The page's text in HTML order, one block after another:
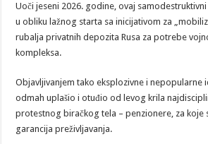
Uoči jeseni 2026. godine, ovaj
u obliku lažnog starta sa inicijativom za
rubalja privatnih depozita Rusa za potrebe
kompleksa.
Objavljivanjem tako eksplozivne i nepopularne
odmah uplašio i otuđio od levog krila
protestnog biračkog tela – penzionere, za koje
garancija preživljavanja.